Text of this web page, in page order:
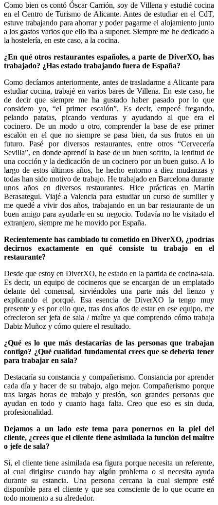
Como bien os contó Óscar Carrión, soy de Villena y estudié cocina
en el Centro de Turismo de Alicante. Antes de estudiar en el CdT,
estuve trabajando para ahorrar y poder pagarme el alojamiento junto
a los gastos varios que ello iba a suponer. Siempre me he dedicado a
la hostelería, en este caso, a la cocina.
¿En qué otros restaurantes españoles, a parte de DiverXO, has
trabajado? ¿Has estado trabajando fuera de España?
Como decíamos anteriormente, antes de trasladarme a Alicante para
estudiar cocina, trabajé en varios bares de Villena. En este caso, he
de decir que siempre me ha gustado haber pasado por lo que
considero yo, “el primer escalón”. Es decir, empecé fregando,
pelando patatas, picando verduras y ayudando al que era el
cocinero. De un modo u otro, comprender la base de ese primer
escalón en el que no siempre se pasa bien, da sus frutos en un
futuro. Pasé por diversos restaurantes, entre otros “Cervecería
Sevilla”, en donde aprendí la base de un buen sofrito, la lentitud de
una cocción y la dedicación de un cocinero por un buen guiso. A lo
largo de estos últimos años, he hecho entorno a diez mudanzas y
todas han sido motivo de trabajo. He trabajado en Barcelona durante
unos años en diversos restaurantes. Hice prácticas en Martín
Berasategui. Viajé a Valencia para estudiar un curso de sumiller y
me quedé a vivir dos años, trabajando en un bar restaurante de un
buen amigo para ayudarle en su negocio. Todavía no he visitado el
extranjero, siempre me he movido por España.
Recientemente has cambiado tu cometido en DiverXO, ¿podrías
decirnos exactamente en qué consiste tu trabajo en el
restaurante?
Desde que estoy en DiverXO, he estado en la partida de cocina-sala.
Es decir, un equipo de cocineros que se encargan de un emplatado
delante del comensal, sirviéndoles una parte más del lienzo y
explicando el porqué. Esa esencia de DiverXO la tengo muy
presente y es por ello que, tras dos años de estar en ese equipo, me
ofrecieron ser jefa de sala / maître ya que comprendo cómo trabaja
Dabiz Muñoz y cómo quiere el resultado.
¿Qué es lo que más destacarías de las personas que trabajan
contigo? ¿Qué cualidad fundamental crees que se debería tener
para trabajar en sala?
Destacaría su constancia y compañerismo. Constancia por aprender
cada día y hacer de su trabajo, algo mejor. Compañerismo porque
tras largas horas de trabajo y presión, son grandes personas que
ayudan en todo y cuanto haga falta. Creo que eso es sin duda,
profesionalidad.
Dejamos a un lado este tema para ponernos en la piel del
cliente, ¿crees que el cliente tiene asimilada la función del maître
o jefe de sala?
Sí, el cliente tiene asimilada esa figura porque necesita un referente,
al cual dirigirse cuando hay algún problema o si necesita ayuda
durante su estancia. Una persona cercana la cual siempre esté
disponible para el cliente y que sea consciente de lo que ocurre en
todo momento a su alrededor.